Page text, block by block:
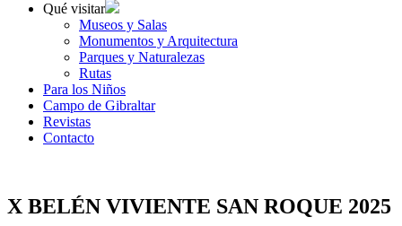
Qué visitar
Museos y Salas
Monumentos y Arquitectura
Parques y Naturalezas
Rutas
Para los Niños
Campo de Gibraltar
Revistas
Contacto
X BELÉN VIVIENTE SAN ROQUE 2025